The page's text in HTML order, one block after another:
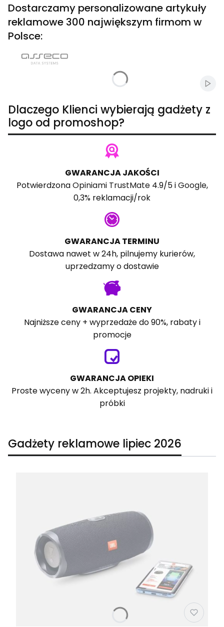
Dostarczamy personalizowane artykuły
reklamowe 300 największym firmom w
Polsce:
Dlaczego Klienci wybierają gadżety z
logo od promoshop?
GWARANCJA JAKOŚCI
PotwierdzonaOpiniami TrustMate4.9/5 iGoogle,
0,3% reklamacji/rok
GWARANCJA TERMINU
Dostawa nawet w 24h, pilnujemy kurierów,
uprzedzamy o dostawie
GWARANCJA CENY
Najniższe ceny + wyprzedaże do 90%, rabaty i
promocje
GWARANCJA OPIEKI
Proste wyceny w 2h. Akceptujesz projekty, nadruki i
próbki
Gadżety reklamowe lipiec 2026